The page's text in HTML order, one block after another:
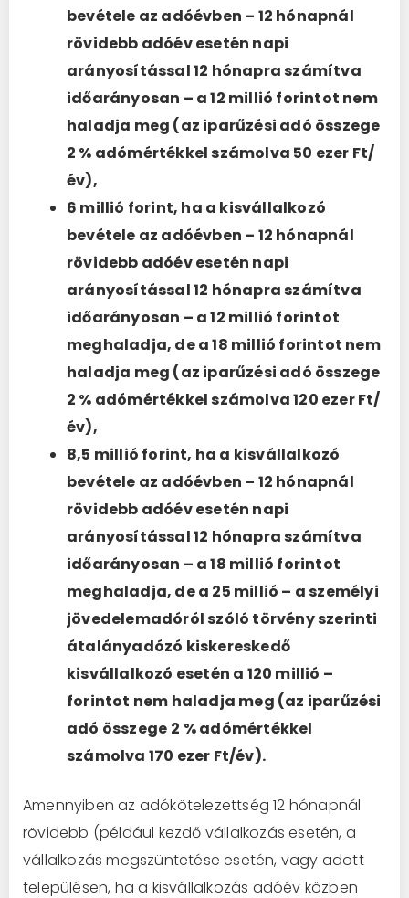
bevétele az adóévben – 12 hónapnál
rövidebb adóév esetén napi
arányosítással 12 hónapra számítva
időarányosan – a 12 millió forintot nem
haladja meg (az iparűzési adó összege
2 % adómértékkel számolva 50 ezer Ft/
év),
6 millió forint, ha a kisvállalkozó
bevétele az adóévben – 12 hónapnál
rövidebb adóév esetén napi
arányosítással 12 hónapra számítva
időarányosan – a 12 millió forintot
meghaladja, de a 18 millió forintot nem
haladja meg (az iparűzési adó összege
2 % adómértékkel számolva 120 ezer Ft/
év),
8,5 millió forint, ha a kisvállalkozó
bevétele az adóévben – 12 hónapnál
rövidebb adóév esetén napi
arányosítással 12 hónapra számítva
időarányosan – a 18 millió forintot
meghaladja, de a 25 millió – a személyi
jövedelemadóról szóló törvény szerinti
átalányadózó kiskereskedő
kisvállalkozó esetén a 120 millió –
forintot nem haladja meg (az iparűzési
adó összege 2 % adómértékkel
számolva 170 ezer Ft/év).
Amennyiben az adókötelezettség 12 hónapnál
rövidebb (például kezdő vállalkozás esetén, a
vállalkozás megszüntetése esetén, vagy adott
településen, ha a kisvállalkozás adóév közben